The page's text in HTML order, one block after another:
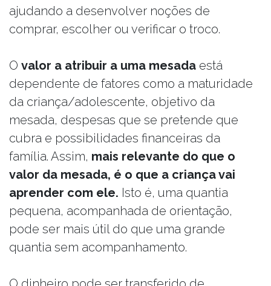
ajudando a desenvolver noções de
comprar, escolher ou verificar o troco.
O valor a atribuir a uma mesada está
dependente de fatores como a maturidade
da criança/adolescente, objetivo da
mesada, despesas que se pretende que
cubra e possibilidades financeiras da
família. Assim, mais relevante do que o
valor da mesada, é o que a criança vai
aprender com ele. Isto é, uma quantia
pequena, acompanhada de orientação,
pode ser mais útil do que uma grande
quantia sem acompanhamento.